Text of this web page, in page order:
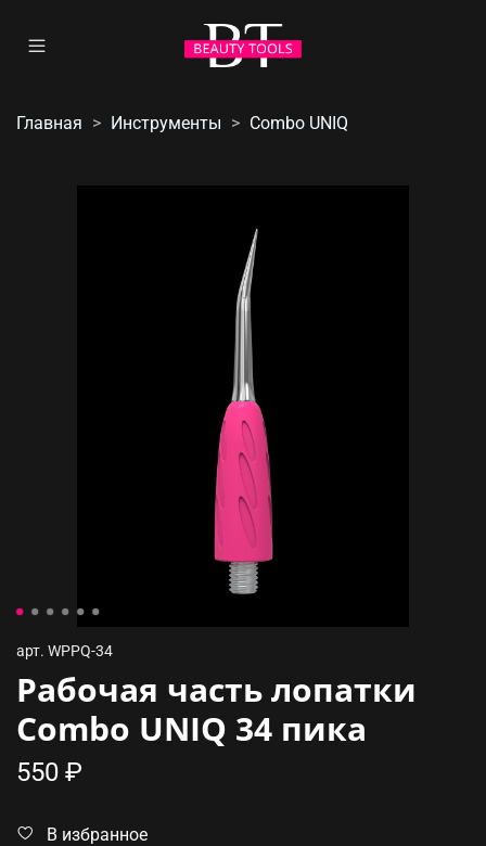
Главная Инструменты Combo UNIQ
арт. WPPQ-34
Рабочая часть лопатки
Combo UNIQ 34 пика
550 ₽
В избранное